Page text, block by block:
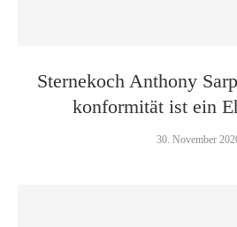
Sternekoch Anthony
konformität ist ein
30. November